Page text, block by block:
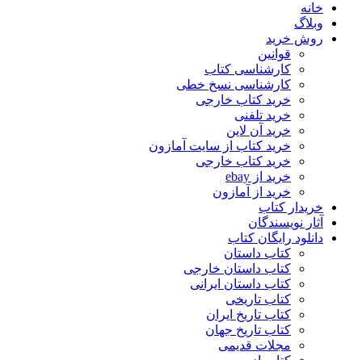
خانه
وبلاگ
روش خرید
قوانین
کارشناسی کتاب
کارشناسی نسخ خطی
خرید کتاب خارجی
خرید تلفنی
خرید آن لاین
خرید کتاب از سایت آمازون
خرید کتاب خارجی
خرید از ebay
خرید از آمازون
خریدار کتاب
آثار نویسندگان
دانلود رایگان کتاب
کتاب داستان
کتاب داستان خارجی
کتاب داستان ایرانی
کتاب تاریخی
کتاب تاریخ ایران
کتاب تاریخ جهان
مجلات قدیمی